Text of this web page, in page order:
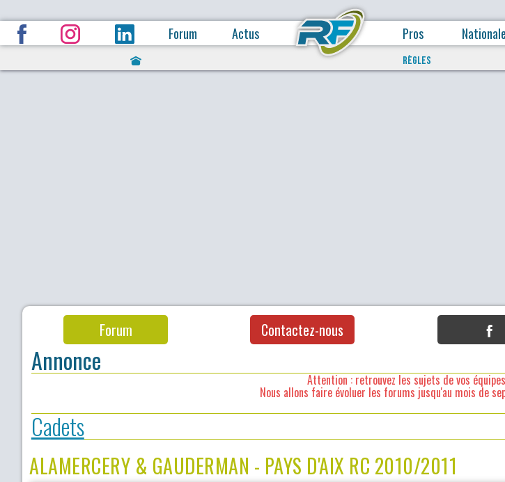
Forum Actus Pros
RÈGLES
Forum Contactez-nous
Annonce
Attention : retrouvez les sujets de vos
Nous allons faire évoluer les forums jusqu'au mois de
Cadets
ALAMERCERY & GAUDERMAN - PAYS D'AIX RC 2010/2011